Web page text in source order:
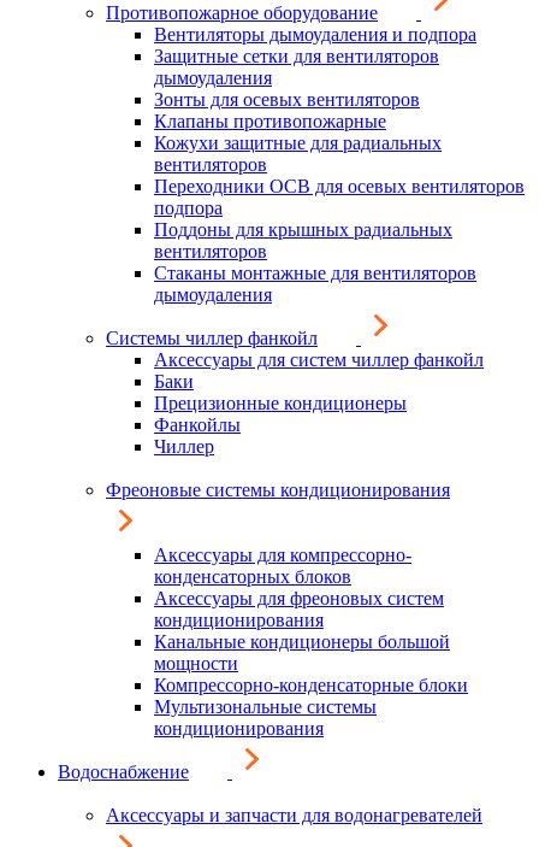
Противопожарное оборудование
Вентиляторы дымоудаления и подпора
Защитные сетки для вентиляторов
дымоудаления
Зонты для осевых вентиляторов
Клапаны противопожарные
Кожухи защитные для радиальных
вентиляторов
Переходники ОСВ для осевых вентиляторов
подпора
Поддоны для крышных радиальных
вентиляторов
Стаканы монтажные для вентиляторов
дымоудаления
Системы чиллер фанкойл
Аксессуары для систем чиллер фанкойл
Баки
Прецизионные кондиционеры
Фанкойлы
Чиллер
Фреоновые системы кондиционирования
Аксессуары для компрессорно-
конденсаторных блоков
Аксессуары для фреоновых систем
кондиционирования
Канальные кондиционеры большой
мощности
Компрессорно-конденсаторные блоки
Мультизональные системы
кондиционирования
Водоснабжение
Аксессуары и запчасти для водонагревателей